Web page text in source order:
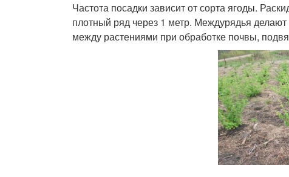
Частота посадки зависит от сорта ягоды.
плотный ряд через 1 метр. Междурядья
между растениями при обработке почвы,